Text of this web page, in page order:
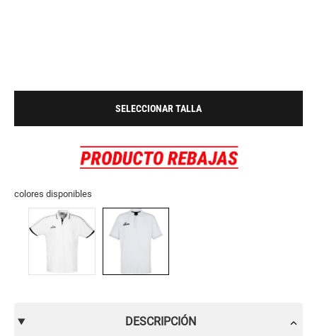
SELECCIONAR TALLA
colores disponibles
DESCRIPCIÓN